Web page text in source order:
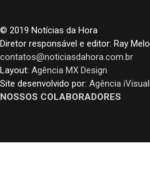
© 2019 Notícias da Hora
Diretor responsável e editor: Ray Melo
contatos@noticiasdahora.com.br
Layout: Agência MX Design
Site desenvolvido por: Agência
NOSSOS COLABORADORES